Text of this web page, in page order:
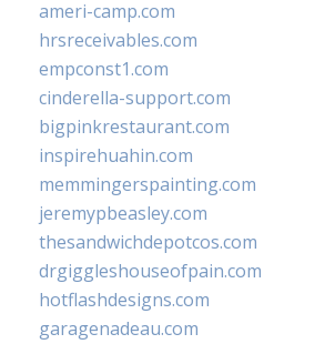
ameri-camp.com
hrsreceivables.com
empconst1.com
cinderella-support.com
bigpinkrestaurant.com
inspirehuahin.com
memmingerspainting.com
jeremypbeasley.com
thesandwichdepotcos.com
drgiggleshouseofpain.com
hotflashdesigns.com
garagenadeau.com